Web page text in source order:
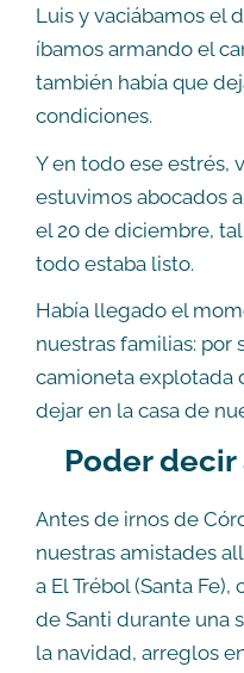
Luis y vaciábamos el
íbamos armando el
también había que
condiciones.
Y en todo ese estrés,
estuvimos abocados
el 20 de diciembre,
todo estaba listo.
Había llegado el
nuestras familias: por
camioneta explotada
dejar en la casa de
Poder
Antes de irnos de
nuestras amistades
a El Trébol (Santa
de Santi durante una
la navidad, arreglos